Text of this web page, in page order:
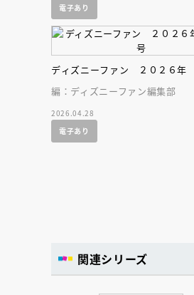
電子あり
ディズニーファン ２０２６年
編：ディズニーファン編集部
2026.04.28
電子あり
関連シリーズ